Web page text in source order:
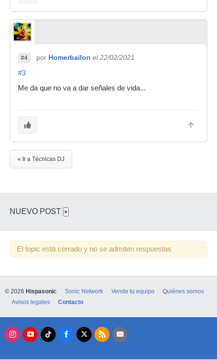
#4 por Homerbailon el 22/02/2021
#3
Me da que no va a dar señales de vida...
« Ir a Técnicas DJ
NUEVO POST ×
El topic está cerrado y no se admiten respuestas
© 2026 Hispasonic Sonic Network Vende tu equipo
Quiénes somos
Avisos legales
Contacto